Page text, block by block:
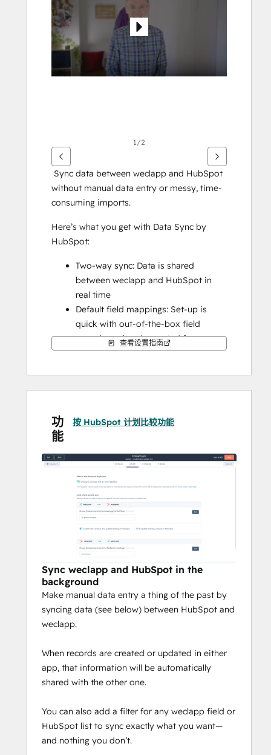
看
其
他
1/2
without manual data entry or messy, time-
consuming imports.
Here’s what you get with Data Sync by
HubSpot:
Two-way sync: Data is shared
between weclapp and HubSpot in
real time
Default field mappings: Set-up is
quick with out-of-the-box field
mappings already created for you
Historical syncing: Your existing data
查看设置指南
功
能
按 HubSpot 计划比较功能
Sync weclapp and HubSpot in the
background
Make manual data entry a thing of the past by
syncing data (see below) between HubSpot and
weclapp.
When records are created or updated in either
app, that information will be automatically
shared with the other one.
You can also add a filter for any weclapp field or
HubSpot list to sync exactly what you want—
and nothing you don’t.